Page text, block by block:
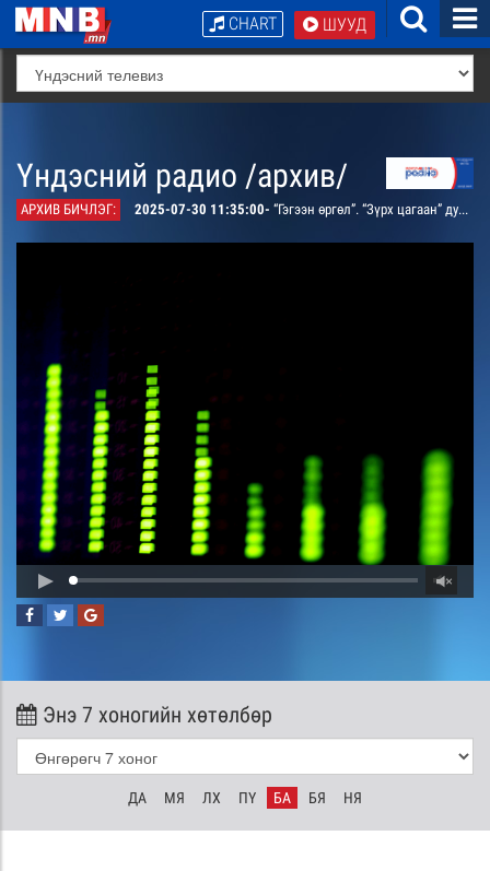
ШУУД
CHART
Үндэсний радио /архив/
АРХИВ БИЧЛЭГ: 2025-07-30 11:35:00- “Гэгээн өргөл”. “Зүрх цагаан” дурсамж тэмдэглэл /давтана/
Энэ 7 хоногийн хөтөлбөр
ДА МЯ ЛХ ПҮ БА БЯ НЯ